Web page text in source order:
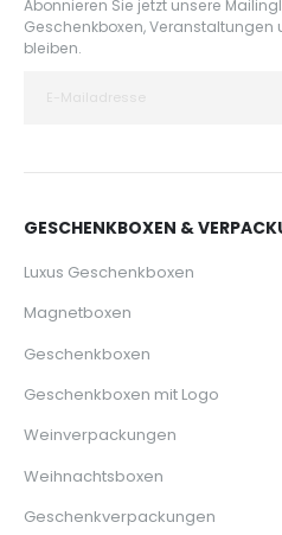
Abonnieren Sie jetzt unsere
Geschenkboxen, Veranstaltungen
bleiben.
GESCHENKBOXEN &
Luxus Geschenkboxen
Magnetboxen
Geschenkboxen
Geschenkboxen mit Logo
Weinverpackungen
Weihnachtsboxen
Geschenkverpackungen